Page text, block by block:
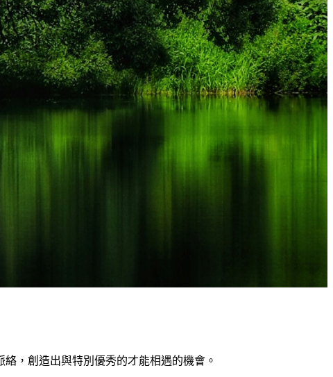
，創造出與特別優秀的才能相遇的機會。